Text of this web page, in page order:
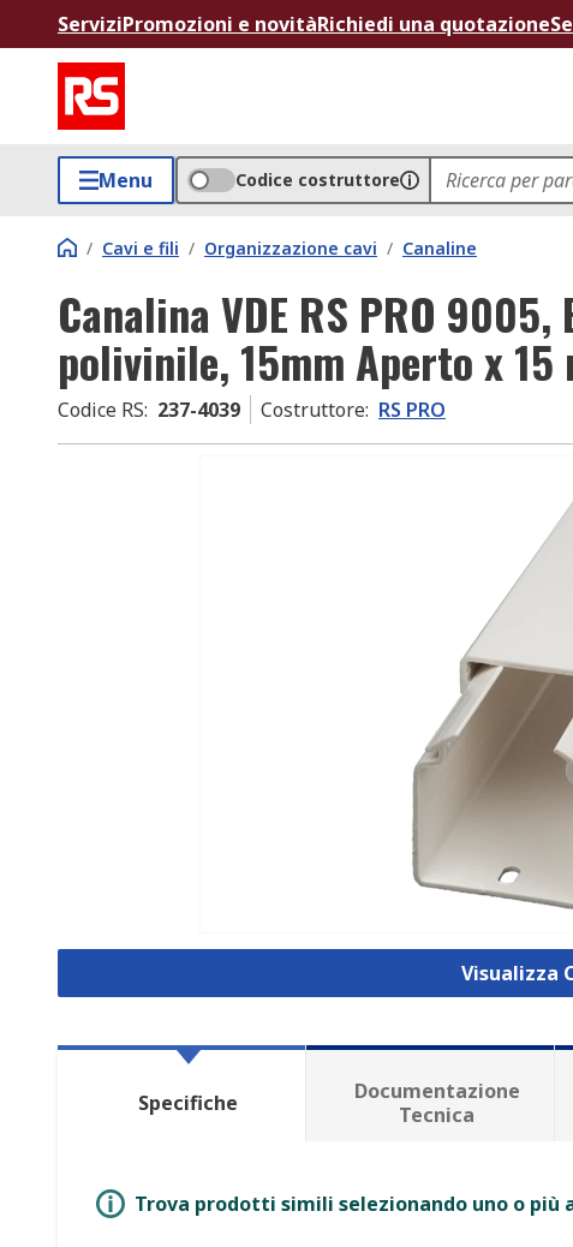
ServiziPromozioni e novitàRichiedi una quotazione
Menu Codice costruttore
/ Cavi e fili / Organizzazione cavi / Canaline
Canalina VDE RS PRO
polivinile, 15mm Aperto x 15
Codice RS: 237-4039 Costruttore: RS PRO
Visualizza
Specifiche
Documentazione
Tecnica
Trova prodotti simili selezionando uno o